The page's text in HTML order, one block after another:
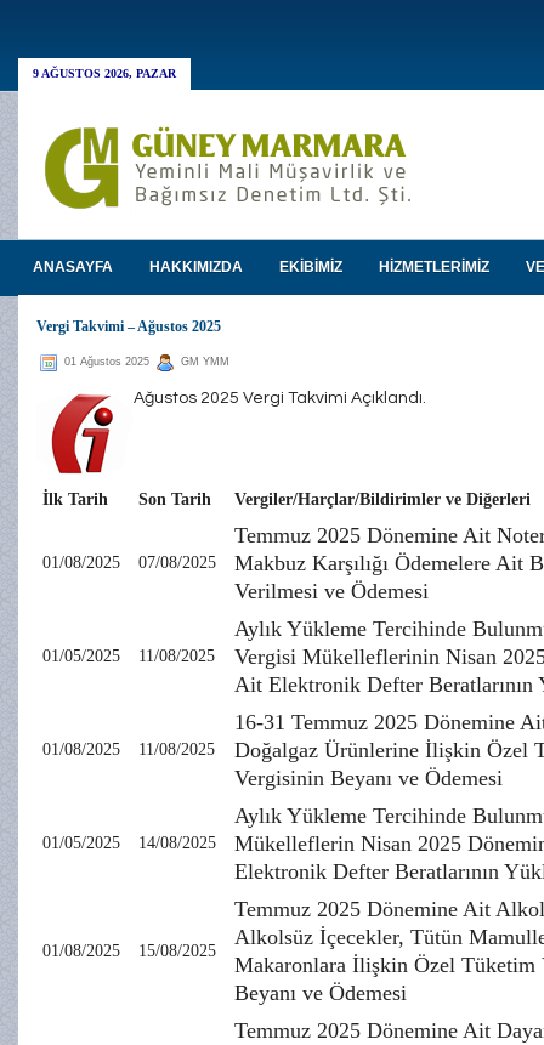
9 AĞUSTOS 2026, PAZAR
ANASAYFA HAKKIMIZDA EKİBİMİZ HİZMETLERİMİZ
Vergi Takvimi – Ağustos 2025
01 Ağustos 2025 GM YMM
Ağustos 2025 Vergi Takvimi Açıklandı.
İlk Tarih Son Tarih Vergiler/Harçlar/Bildirimler ve Diğerleri
01/08/2025 07/08/2025
Temmuz 2025 Dönemine Ait
Makbuz Karşılığı Ödemelere Ait
Verilmesi ve Ödemesi
01/05/2025 11/08/2025
Aylık Yükleme Tercihinde
Vergisi Mükelleflerinin Nisan
Ait Elektronik Defter Beratlarının
01/08/2025 11/08/2025
16-31 Temmuz 2025 Dönemine
Doğalgaz Ürünlerine İlişkin Özel
Vergisinin Beyanı ve Ödemesi
01/05/2025 14/08/2025
Aylık Yükleme Tercihinde
Mükelleflerin Nisan 2025
Elektronik Defter Beratlarının
01/08/2025 15/08/2025
Temmuz 2025 Dönemine Ait
Alkolsüz İçecekler, Tütün
Makaronlara İlişkin Özel Tüketim
Beyanı ve Ödemesi
Temmuz 2025 Dönemine Ait